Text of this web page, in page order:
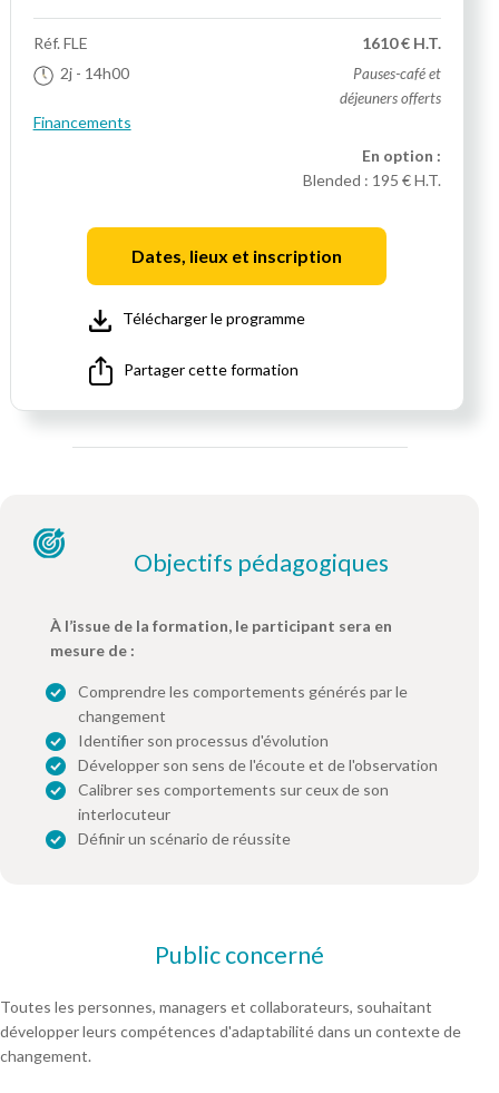
Réf.FLE
2j - 14h00
1610 € H.T.
Pauses-café et
déjeuners offerts
Financements
En option :
Blended : 195 € H.T.
Dates, lieux et inscription
Télécharger le programme
Partager cette formation
Objectifs pédagogiques
À l’issue de la formation, le participant sera en
mesure de :
Comprendre les comportements générés par le
changement
Identifier son processus d'évolution
Développer son sens de l'écoute et de l'observation
Calibrer ses comportements sur ceux de son
interlocuteur
Définir un scénario de réussite
Public concerné
Toutes les personnes, managers et collaborateurs, souhaitant
développer leurs compétences d'adaptabilité dans un contexte de
changement.